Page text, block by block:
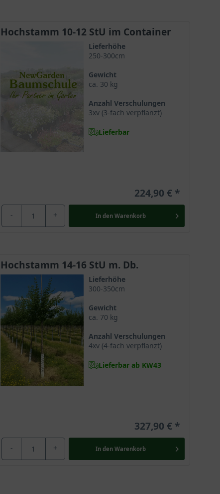
Hochstamm 10-12 StU im Container
Lieferhöhe
250-300cm
Gewicht
ca. 30 kg
Anzahl Verschulungen
3xv (3-fach verpflanzt)
Lieferbar
224,90 €
- + In den Warenkorb
Hochstamm 14-16 StU m. Db.
Lieferhöhe
300-350cm
Gewicht
ca. 70 kg
Anzahl Verschulungen
4xv (4-fach verpflanzt)
Lieferbar ab KW43
327,90 €
- + In den Warenkorb